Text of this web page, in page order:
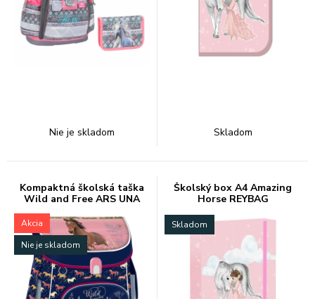
Nie je skladom Skladom
Kompaktná školská taška
Wild and Free ARS UNA
Akcia
Nie je skladom
Školský box A4 Amazing
Horse REYBAG
Skladom